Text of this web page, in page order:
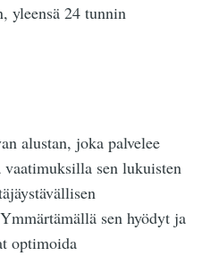
yleensä 24 tunnin
alustan, joka palvelee
sen lukuisten
sen hyödyt ja
optimoida